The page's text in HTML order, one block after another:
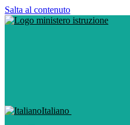
Salta al contenuto
Italiano